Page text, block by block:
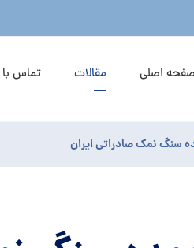
صفحه اصلی مقالات تماس با
سنگ نمک صادراتی ایران